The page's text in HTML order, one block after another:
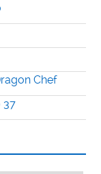
Chef
37